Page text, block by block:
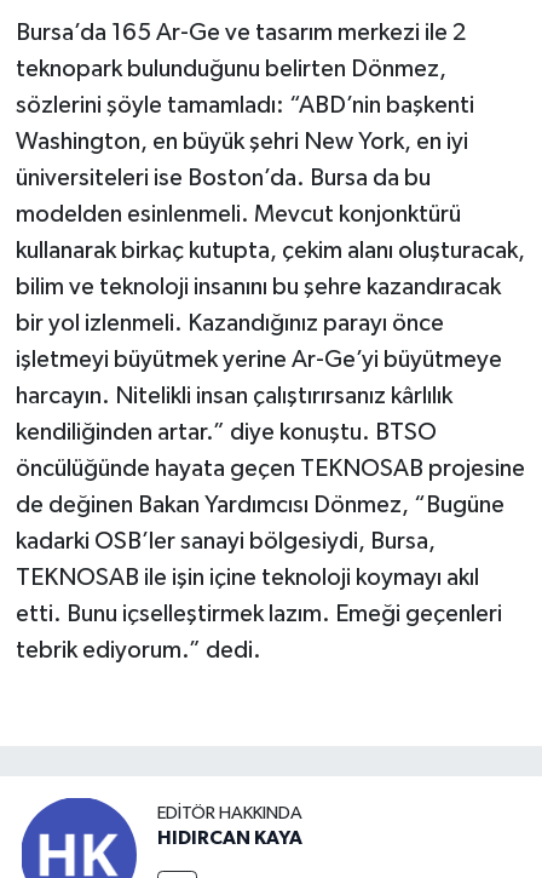
Bursa’da 165 Ar-Ge ve tasarım merkezi ile 2
teknopark bulunduğunu belirten Dönmez,
sözlerini şöyle tamamladı: “ABD’nin başkenti
Washington, en büyük şehri New York, en iyi
üniversiteleri ise Boston’da. Bursa da bu
modelden esinlenmeli. Mevcut konjonktürü
kullanarak birkaç kutupta, çekim alanı oluşturacak,
bilim ve teknoloji insanını bu şehre kazandıracak
bir yol izlenmeli. Kazandığınız parayı önce
işletmeyi büyütmek yerine Ar-Ge’yi büyütmeye
harcayın. Nitelikli insan çalıştırırsanız kârlılık
kendiliğinden artar.” diye konuştu. BTSO
öncülüğünde hayata geçen TEKNOSAB projesine
de değinen Bakan Yardımcısı Dönmez, “Bugüne
kadarki OSB’ler sanayi bölgesiydi, Bursa,
TEKNOSAB ile işin içine teknoloji koymayı akıl
etti. Bunu içselleştirmek lazım. Emeği geçenleri
tebrik ediyorum.” dedi.
EDITÖR HAKKINDA
HIDIRCAN KAYA